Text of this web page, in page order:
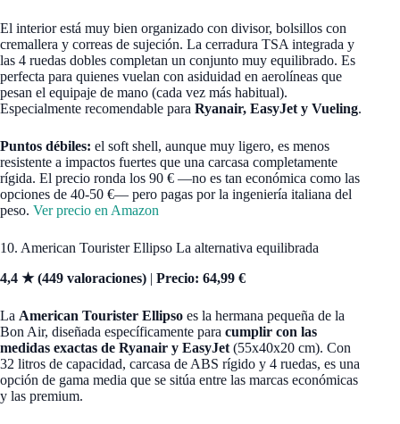
El interior está muy bien organizado con divisor, bolsillos con
cremallera y correas de sujeción. La cerradura TSA integrada y
las 4 ruedas dobles completan un conjunto muy equilibrado. Es
perfecta para quienes vuelan con asiduidad en aerolíneas que
pesan el equipaje de mano (cada vez más habitual).
Especialmente recomendable para Ryanair, EasyJet y Vueling.
Puntos débiles: el soft shell, aunque muy ligero, es menos
resistente a impactos fuertes que una carcasa completamente
rígida. El precio ronda los 90 € —no es tan económica como las
opciones de 40-50 €— pero pagas por la ingeniería italiana del
peso. Ver precio en Amazon
10. American Tourister Ellipso La alternativa equilibrada
4,4 ★ (449 valoraciones) | Precio: 64,99 €
La American Tourister Ellipso es la hermana pequeña de la
Bon Air, diseñada específicamente para cumplir con las
medidas exactas de Ryanair y EasyJet (55x40x20 cm). Con
32 litros de capacidad, carcasa de ABS rígido y 4 ruedas, es una
opción de gama media que se sitúa entre las marcas económicas
y las premium.